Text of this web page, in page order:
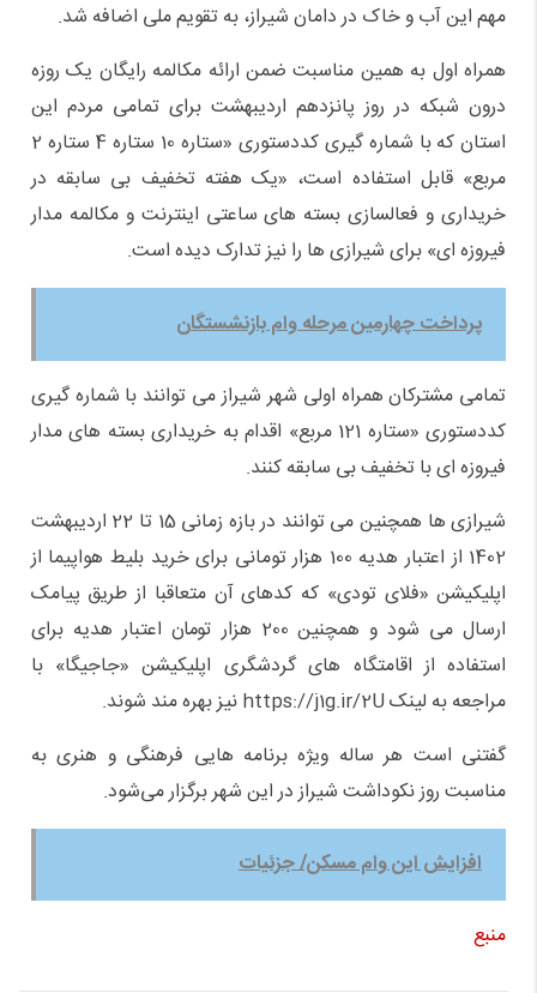
مهم این آب و خاک در دامان شیراز، به تقویم ملی اضافه شد.
همراه اول به همین مناسبت ضمن ارائه مکالمه رایگان یک روزه
درون شبکه در روز پانزدهم اردیبهشت برای تمامی مردم این
استان که با شماره گیری کددستوری «ستاره 10 ستاره 4 ستاره 2
مربع» قابل استفاده است، «یک هفته تخفیف بی سابقه در
خریداری و فعالسازی بسته های ساعتی اینترنت و مکالمه مدار
فیروزه ای» برای شیرازی ها را نیز تدارک دیده است.
پرداخت چهارمین مرحله وام بازنشستگان
تمامی مشترکان همراه اولی شهر شیراز می توانند با شماره گیری
کددستوری «ستاره 121 مربع» اقدام به خریداری بسته های مدار
فیروزه ای با تخفیف بی سابقه کنند.
شیرازی ها همچنین می توانند در بازه زمانی 15 تا 22 اردیبهشت
1402 از اعتبار هدیه 100 هزار تومانی برای خرید بلیط هواپیما از
اپلیکیشن «فلای تودی» که کدهای آن متعاقبا از طریق پیامک
ارسال می شود و همچنین 200 هزار تومان اعتبار هدیه برای
استفاده از اقامتگاه های گردشگری اپلیکیشن «جاجیگا» با
مراجعه به لینک https://j1g.ir/2U نیز بهره مند شوند.
گفتنی است هر ساله ویژه برنامه هایی فرهنگی و هنری به
مناسبت روز نکوداشت شیراز در این شهر برگزار می‌شود.
افزایش این وام مسکن/ جزئیات
منبع